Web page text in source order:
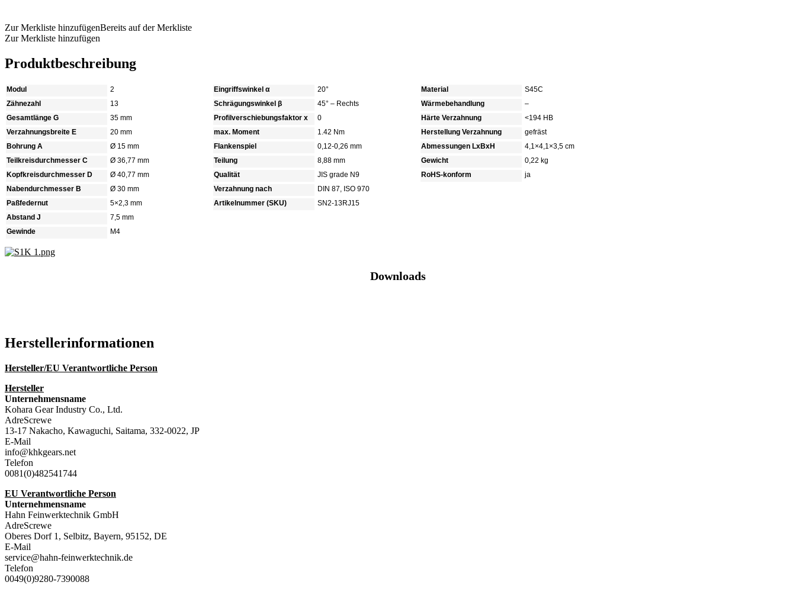
Zur Merkliste hinzufügenBereits auf der Merkliste
Zur Merkliste hinzufügen
Produktbeschreibung
Modul
2
Zähnezahl
13
Gesamtlänge G
35 mm
Verzahnungsbreite E
20 mm
Bohrung A
Ø 15 mm
Teilkreisdurchmesser C
Ø 36,77 mm
Kopfkreisdurchmesser D
Ø 40,77 mm
Nabendurchmesser B
Ø 30 mm
Paßfedernut
5×2,3 mm
Abstand J
7,5 mm
Gewinde
M4
Eingriffswinkel α
20°
Schrägungswinkel β
45° – Rechts
Profilverschiebungsfaktor x
0
max. Moment
1.42 Nm
Flankenspiel
0,12-0,26 mm
Teilung
8,88 mm
Qualität
JIS grade N9
Verzahnung nach
DIN 87, ISO 970
Artikelnummer (SKU)
SN2-13RJ15
Material
S45C
Wärmebehandlung
–
Härte Verzahnung
<194 HB
Herstellung Verzahnung
gefräst
Abmessungen LxBxH
4,1×4,1×3,5 cm
Gewicht
0,22 kg
RoHS-konform
ja
Downloads
Hersteller­informationen
Hersteller/EU Verantwortliche Person
Hersteller
Unternehmensname
Kohara Gear Industry Co., Ltd.
AdreScrewe
13-17 Nakacho, Kawaguchi, Saitama, 332-0022, JP
E-Mail
info@khkgears.net
Telefon
0081(0)482541744
EU Verantwortliche Person
Unternehmensname
Hahn Feinwerktechnik GmbH
AdreScrewe
Oberes Dorf 1, Selbitz, Bayern, 95152, DE
E-Mail
service@hahn-feinwerktechnik.de
Telefon
0049(0)9280-7390088